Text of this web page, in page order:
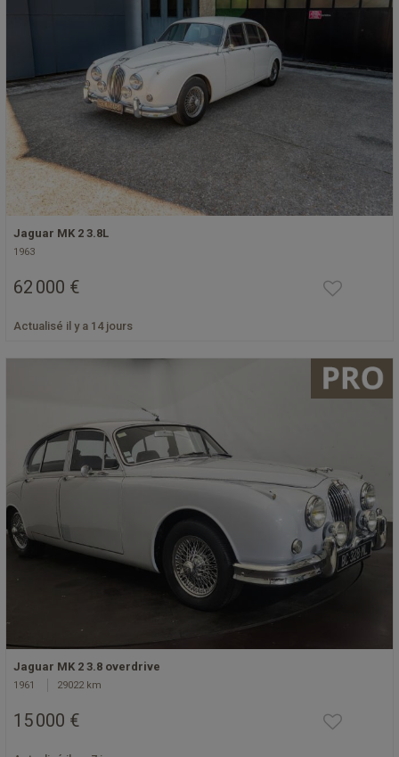
Jaguar MK 2 3.8L
1963
62 000 €
Actualisé il y a 14 jours
Jaguar MK 2 3.8 overdrive
1961 29022 km
15 000 €